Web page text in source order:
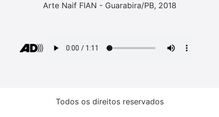
Arte Naif FIAN - Guarabira/PB, 2018
Todos os direitos reservados